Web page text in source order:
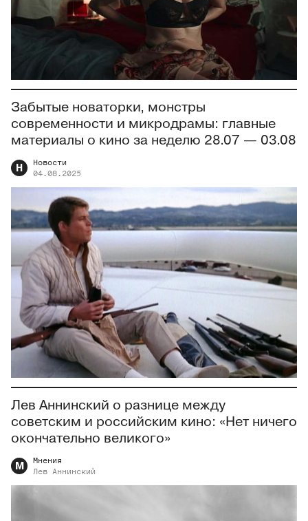
Забытые новаторки, монстры
современности и микродрамы: главные
материалы о кино за неделю 28.07 — 03.08
Н
Новости
04.08.2025
Лев Аннинский о разнице между
советским и российским кино: «Нет ничего
окончательно великого»
М
Мнения
Лев
Аннинский